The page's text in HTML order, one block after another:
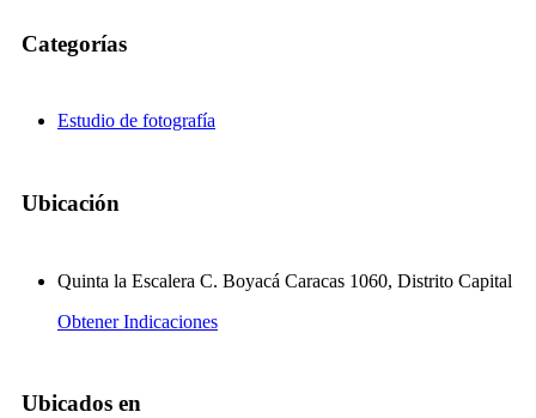
Categorías
Estudio de fotografía
Ubicación
Quinta la Escalera C. Boyacá Caracas 1060, Distrito Capital
Obtener Indicaciones
Ubicados en